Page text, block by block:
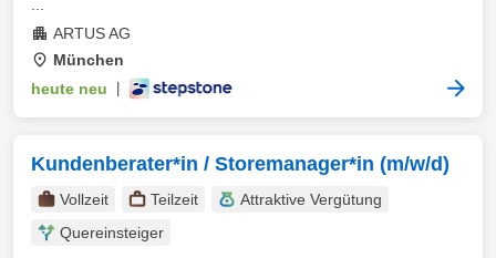
ARTUS AG
München
heute neu
Kundenberater*in / Storemanager*in (m/w/d)
Vollzeit Teilzeit
Attraktive Vergütung
Quereinsteiger